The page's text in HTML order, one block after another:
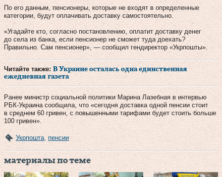
По его данным, пенсионеры, которые не входят в определенные
категории, будут оплачивать доставку самостоятельно.
«Угадайте кто, согласно постановлению, оплатит доставку денег
до села из банка, если пенсионер не сможет туда доехать?
Правильно. Сам пенсионер», — сообщил гендиректор «Укрпошты».
Читайте также: В Украине осталась одна единственная
ежедневная газета
Ранее министр социальной политики Марина Лазебная в интервью
РБК-Украина сообщила, что «сегодня доставка одной пенсии стоит
в среднем 60 гривен, с повышенными тарифами будет стоить больше
100 гривен».
Укрпошта пенсии
материалы по теме